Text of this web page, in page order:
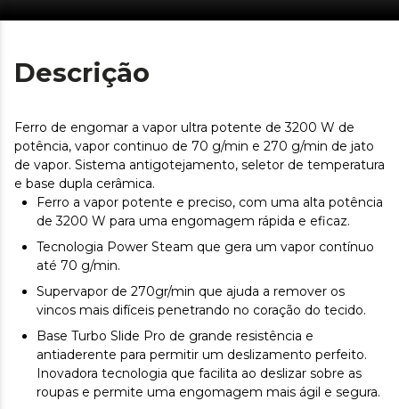
Descrição
Ferro de engomar a vapor ultra potente de 3200 W de
potência, vapor continuo de 70 g/min e 270 g/min de jato
de vapor. Sistema antigotejamento, seletor de temperatura
e base dupla cerâmica.
Ferro a vapor potente e preciso, com uma alta potência
de 3200 W para uma engomagem rápida e eficaz.
Tecnologia Power Steam que gera um vapor contínuo
até 70 g/min.
Supervapor de 270gr/min que ajuda a remover os
vincos mais difíceis penetrando no coração do tecido.
Base Turbo Slide Pro de grande resistência e
antiaderente para permitir um deslizamento perfeito.
Inovadora tecnologia que facilita ao deslizar sobre as
roupas e permite uma engomagem mais ágil e segura.